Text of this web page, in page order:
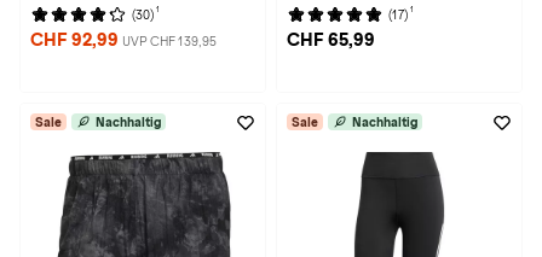
(30) 1
CHF 92,99 UVP CHF 139,95
(17) 1
CHF 65,99
Sale Nachhaltig Sale Nachhaltig